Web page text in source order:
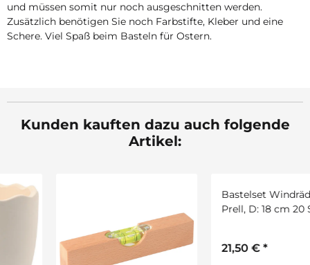
und müssen somit nur noch ausgeschnitten werden.
Zusätzlich benötigen Sie noch Farbstifte, Kleber und eine
Schere. Viel Spaß beim Basteln für Ostern.
Kunden kauften dazu auch folgende
Artikel: